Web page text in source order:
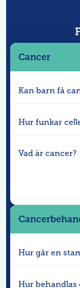
Cancer
Kan barn få
Hur funkar
Vad är cancer?
Hur går en
Hur behandlas